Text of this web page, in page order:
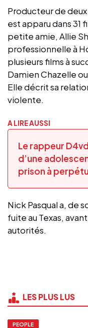
Producteur de
est apparu dans 31
petite amie, Allie
professionnelle à
plusieurs films à
Damien Chazelle ou
Elle décrit sa
violente.
A LIRE AUSSI
Le rappeur
d’une
prison à
Nick Pasqual a, de
fuite au Texas,
autorités.
LES PLUS LUS
PEOPLE